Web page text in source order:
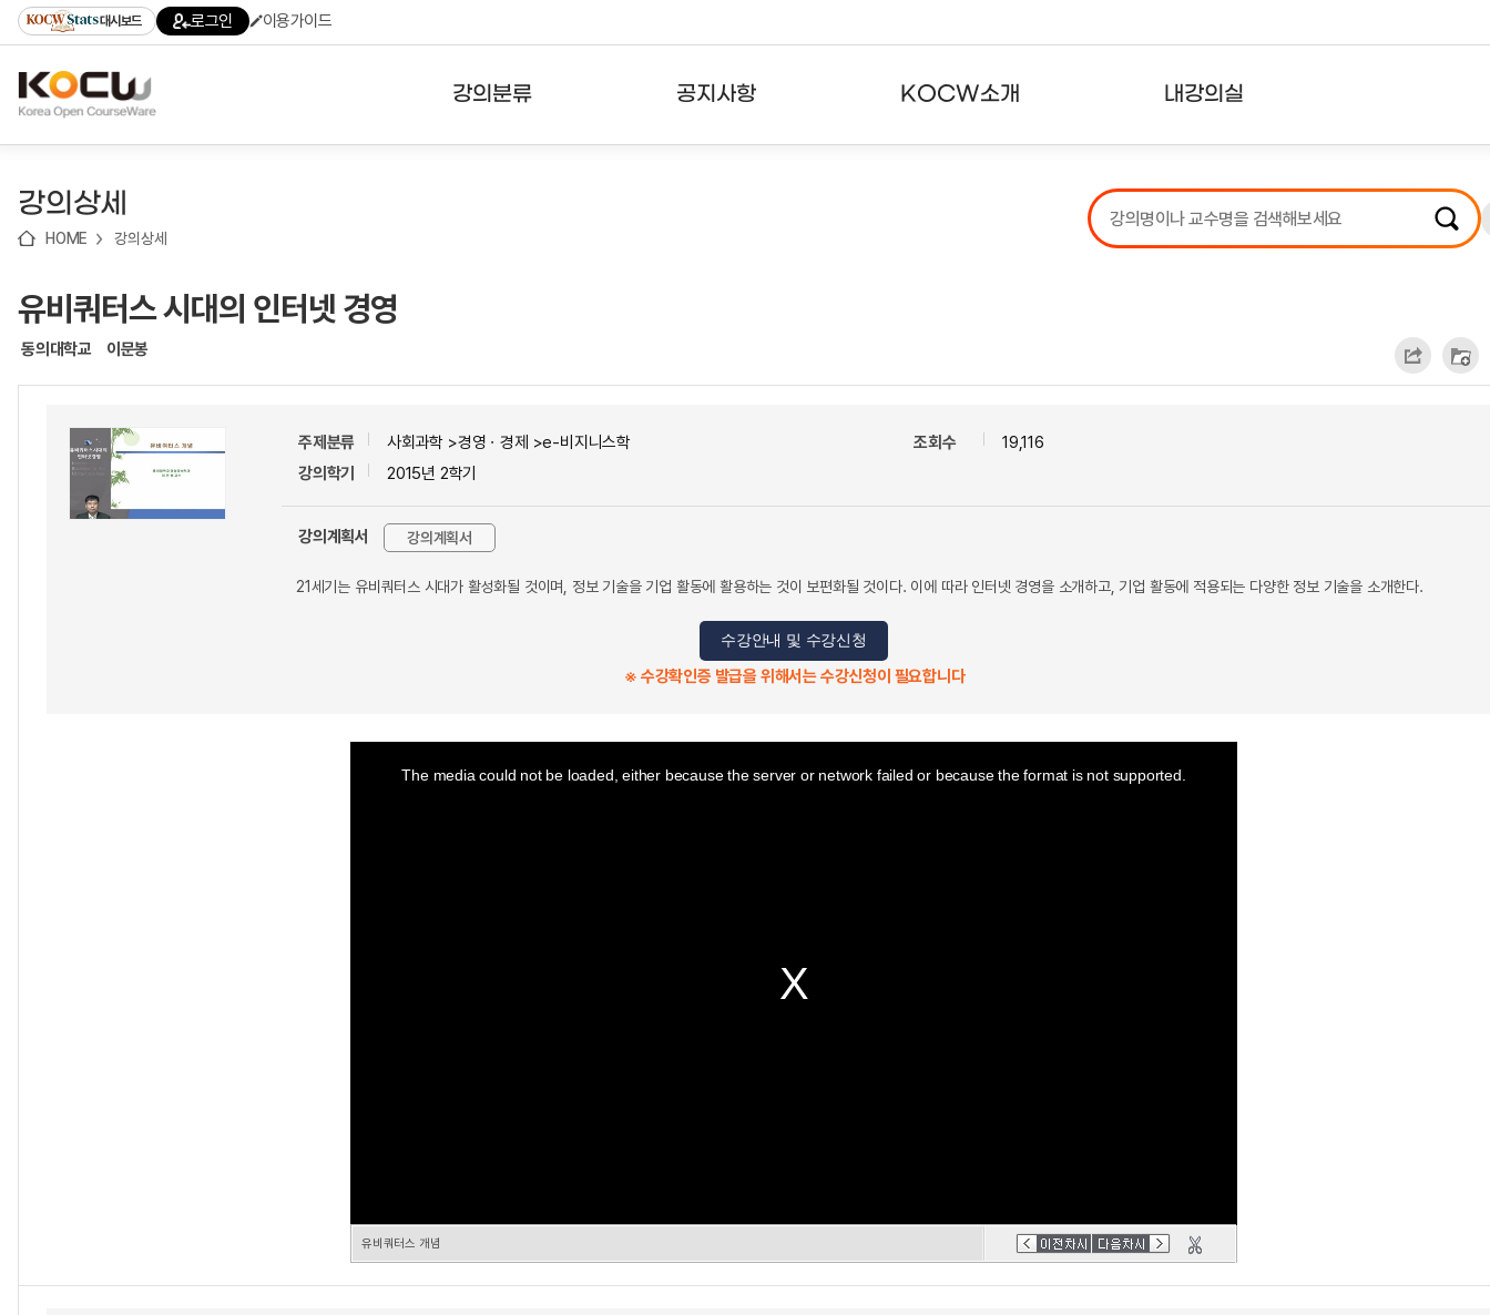
기
기
기
content)
가
대시보드 로그인 이용가이드
강의분류 공지사항 KOCW소개 내강의실
강의리스트
수강확인증강의
강의상세
HOME 강의상세
유비쿼터스 시대의 인터넷 경영
동의대학교 이문봉
주제분류
사회과학 >경영ㆍ경제 >e-비지니스학
강의학기
2015년 2학기
조회수 19,116
강의계획서 강의계획서
21세기는 유비쿼터스 시대가 활성화될 것이며, 정보 기술을 기업 활동에 활용하는 것이 보편화될 것이다. 이에 따라 인터넷 경영을 소개하고, 기업 활동에 적용되는 다양한 정보 기술을 소개한다.
수강안내 및 수강신청
※ 수강확인증 발급을 위해서는 수강신청이 필요합니다
The media could not be loaded, either because the server or network failed or because the format is not supported.
유비쿼터스 개념